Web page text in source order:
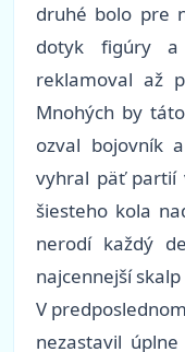
druhé bolo pre
dotyk figúry
reklamoval až
Mnohých by
ozval bojovník
vyhral päť partií
šiesteho kola
nerodí každý
najcennejší
V
nezastavil